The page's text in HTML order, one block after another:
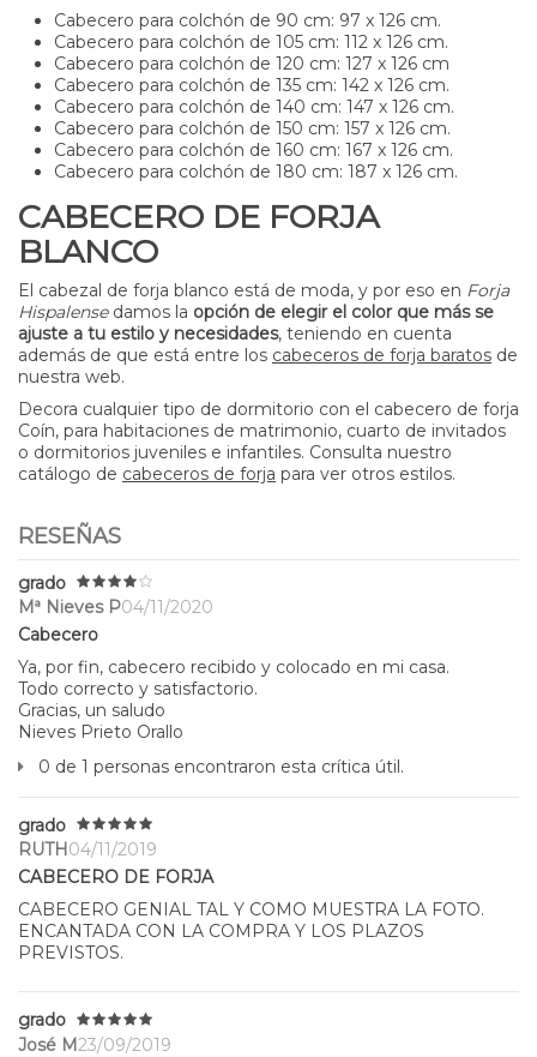
Cabecero para colchón de 90 cm: 97 x 126 cm.
Cabecero para colchón de 105 cm: 112 x 126 cm.
Cabecero para colchón de 120 cm: 127 x 126 cm
Cabecero para colchón de 135 cm: 142 x 126 cm.
Cabecero para colchón de 140 cm: 147 x 126 cm.
Cabecero para colchón de 150 cm: 157 x 126 cm.
Cabecero para colchón de 160 cm: 167 x 126 cm.
Cabecero para colchón de 180 cm: 187 x 126 cm.
CABECERO DE FORJA
BLANCO
El cabezal de forja blanco está de moda, y por eso en Forja
Hispalensedamos la opción de elegir el color que más se
ajuste a tu estilo y necesidades, teniendo en cuenta
además de que está entre los cabeceros de forja baratos de
nuestra web.
Decora cualquier tipo de dormitorio con el cabecero de forja
Coín, para habitaciones de matrimonio, cuarto de invitados
o dormitorios juveniles e infantiles. Consulta nuestro
catálogo de cabeceros de forja para ver otros estilos.
RESEÑAS
grado
Mª Nieves P04/11/2020
Cabecero
Ya, por fin, cabecero recibido y colocado en mi casa.
Todo correcto y satisfactorio.
Gracias, un saludo
Nieves Prieto Orallo
0 de 1 personas encontraron esta crítica útil.
grado
RUTH 04/11/2019
CABECERO DE FORJA
CABECERO GENIAL TAL Y COMO MUESTRA LA FOTO.
ENCANTADA CON LA COMPRA Y LOS PLAZOS
PREVISTOS.
grado
José M23/09/2019